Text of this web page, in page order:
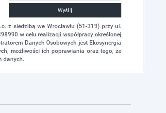
Wyślij
z siedzibą we Wrocławiu (51-319) przy ul.
w celu realizacji współpracy określonej
Danych Osobowych jest Ekosynergia
możliwości ich poprawiania oraz tego, że
danych.